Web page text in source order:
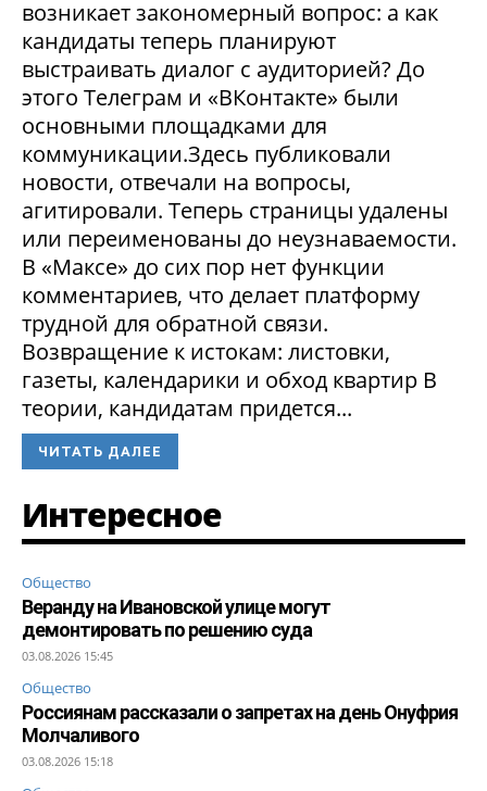
возникает закономерный вопрос: а как
кандидаты теперь планируют
выстраивать диалог с аудиторией? До
этого Телеграм и «ВКонтакте» были
основными площадками для
коммуникации.Здесь публиковали
новости, отвечали на вопросы,
агитировали. Теперь страницы удалены
или переименованы до неузнаваемости.
В «Максе» до сих пор нет функции
комментариев, что делает платформу
трудной для обратной связи.
Возвращение к истокам: листовки,
газеты, календарики и обход квартир В
теории, кандидатам придется...
ЧИТАТЬ ДАЛЕЕ
Интересное
Общество
Веранду на Ивановской улице могут
демонтировать по решению суда
03.08.2026 15:45
Общество
Россиянам рассказали о запретах на день Онуфрия
Молчаливого
03.08.2026 15:18